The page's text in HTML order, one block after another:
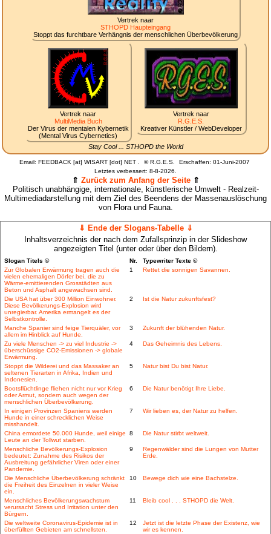
Vertrek naar
STHOPD Haupteingang
Stoppt das furchtbare Verhängnis der menschlichen Überbevölkerung
Vertrek naar
MultiMedia Buch
Der Virus der mentalen Kybernetik
(Mental Virus Cybernetics)
Vertrek naar
R.G.E.S.
Kreativer Künstler / WebDeveloper
Stay Cool ... STHOPD the World
Email: FEEDBACK [at] WISART [dot] NET . ©R.G.E.S.
Erschaffen: 01-Juni-2007
Letztes verbessert: 8-8-2026.
⇑ Zurück zum Anfang der Seite⇑
Politisch unabhängige, internationale, künstlerische Umwelt - Realzeit-
Multimediadarstellung mit dem Ziel des Beendens der Massenauslöschung
von Flora und Fauna.
⇓ Ende der Slogans-Tabelle ⇓
Inhaltsverzeichnis der nach dem Zufallsprinzip in der Slideshow
angezeigten Titel (unter oder über den Bildern).
Slogan Titels © Nr.
Typewriter Texte ©
Zur Globalen Erwärmung tragen auch die
vielen ehemaligen Dörfer bei, die zu
Wärme-emittierenden Grosstädten aus
Beton und Asphalt angewachsen sind.
1 Rettet die sonnigen Savannen.
Die USA hat über 300 Million Einwohner.
Diese Bevölkerungs-Explosion wird
unregierbar. Amerika ermangelt es der
Selbstkontrolle.
2 Ist die Natur zukunftsfest?
Manche Spanier sind feige Tierquäler, vor
allem im Hinblick auf Hunde.
3 Zukunft der blühenden Natur.
Zu viele Menschen -> zu viel Industrie ->
überschüssige CO2-Emissionen -> globale
Erwärmung.
4 Das Geheimnis des Lebens.
Stoppt die Wilderei und das Massaker an
seltenen Tierarten in Afrika, Indien und
Indonesien.
5 Natur bist Du bist Natur.
Bootsflüchtlinge fliehen nicht nur vor Krieg
oder Armut, sondern auch wegen der
menschlichen Überbevölkerung.
6 Die Natur benötigt Ihre Liebe.
In einigen Provinzen Spaniens werden
Hunde in einer schrecklichen Weise
misshandelt.
7 Wir lieben es, der Natur zu helfen.
China ermordete 50.000 Hunde, weil einige
Leute an der Tollwut starben.
8 Die Natur stirbt weltweit.
Menschliche Bevölkerungs-Explosion
bedeutet: Zunahme des Risikos der
Ausbreitung gefährlicher Viren oder einer
Pandemie.
9
Regenwälder sind die Lungen von Mutter
Erde.
Die Menschliche Überbevölkerung schränkt
die Freiheit des Einzelnen in vieler Weise
ein.
10 Bewege dich wie eine Bachstelze.
Menschliches Bevölkerungswachstum
verursacht Stress und Irritation unter den
Bürgern.
11 Bleib cool . . . STHOPD die Welt.
Die weltweite Coronavirus-Epidemie ist in
überfüllten Gebieten am schnellsten.
12
Jetzt ist die letzte Phase der Existenz, wie
wir es kennen.